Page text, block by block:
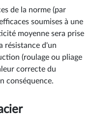
de la norme (par
soumises à une
moyenne sera prise
résistance d'un
(roulage ou pliage
correcte du
conséquence.